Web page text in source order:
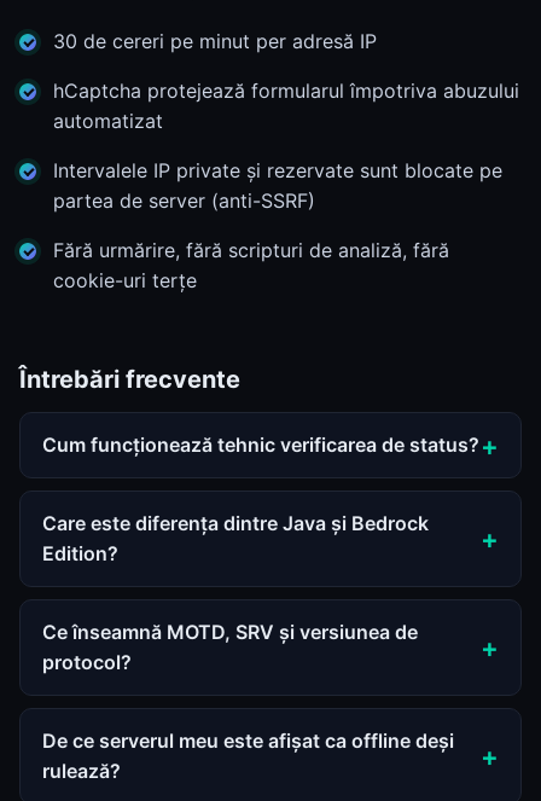
30 de cereri pe minut per adresă IP
hCaptcha protejează formularul împotriva abuzului
automatizat
Intervalele IP private și rezervate sunt blocate pe
partea de server (anti-SSRF)
Fără urmărire, fără scripturi de analiză, fără
cookie-uri terțe
Întrebări frecvente
Cum funcționează tehnic verificarea de status?
Care este diferența dintre Java și Bedrock
Edition?
Ce înseamnă MOTD, SRV și versiunea de
protocol?
De ce serverul meu este afișat ca offline deși
rulează?